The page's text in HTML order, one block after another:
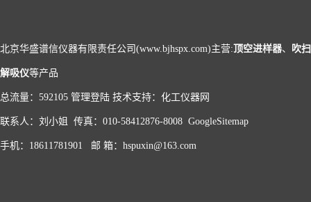
北京华盛谱信仪器有限责任公司(www.bjhspx.com)主营:顶空进样器、 吹
解吸仪等产品
总流量：592105 管理登陆 技术支持： 化工仪器网
联系人：刘小姐 传真：010-58412876-8008 GoogleSitemap
手机：18611781901 邮 箱：hspuxin@163.com